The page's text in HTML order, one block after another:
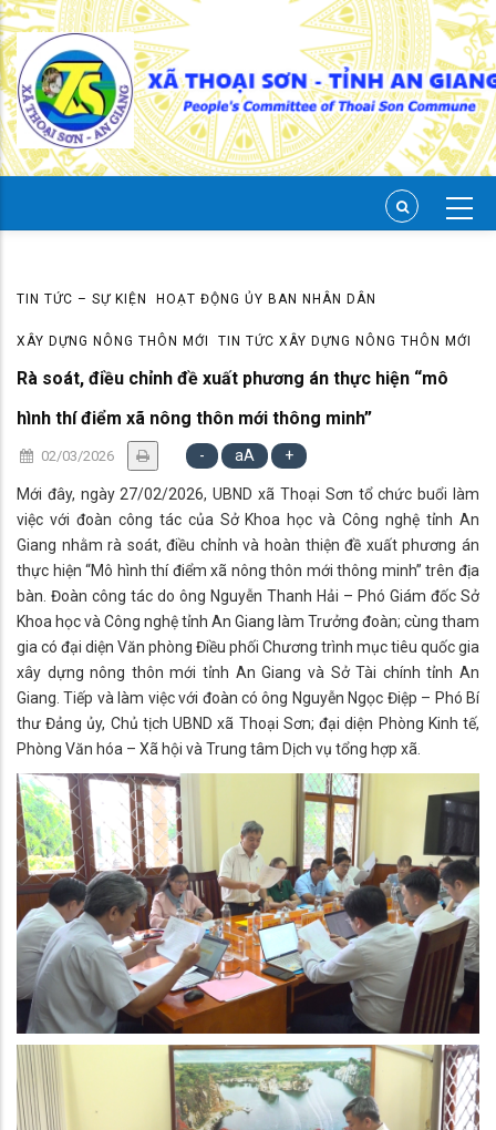
Skip
to
main
content
TIN TỨC – SỰ KIỆN HOẠT ĐỘNG ỦY BAN NHÂN DÂN
XÂY DỰNG NÔNG THÔN MỚI TIN TỨC XÂY DỰNG NÔNG THÔN MỚI
Rà soát, điều chỉnh đề xuất phương án thực hiện “mô
hình thí điểm xã nông thôn mới thông minh”
02/03/2026 - aA +
Mới đây, ngày 27/02/2026, UBND xã Thoại Sơn tổ chức buổi làm
việc với đoàn công tác của Sở Khoa học và Công nghệ tỉnh An
Giang nhằm rà soát, điều chỉnh và hoàn thiện đề xuất phương án
thực hiện “Mô hình thí điểm xã nông thôn mới thông minh” trên địa
bàn. Đoàn công tác do ông Nguyễn Thanh Hải – Phó Giám đốc Sở
Khoa học và Công nghệ tỉnh An Giang làm Trưởng đoàn; cùng tham
gia có đại diện Văn phòng Điều phối Chương trình mục tiêu quốc gia
xây dựng nông thôn mới tỉnh An Giang và Sở Tài chính tỉnh An
Giang. Tiếp và làm việc với đoàn có ông Nguyễn Ngọc Điệp – Phó Bí
thư Đảng ủy, Chủ tịch UBND xã Thoại Sơn; đại diện Phòng Kinh tế,
Phòng Văn hóa – Xã hội và Trung tâm Dịch vụ tổng hợp xã.